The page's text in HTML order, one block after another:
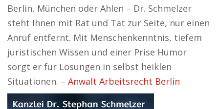
Berlin, München oder Ahlen – Dr. Schmelzer
steht Ihnen mit Rat und Tat zur Seite, nur einen
Anruf entfernt. Mit Menschenkenntnis, tiefem
juristischen Wissen und einer Prise Humor
sorgt er für Lösungen in selbst heiklen
Situationen. – Anwalt Arbeitsrecht Berlin